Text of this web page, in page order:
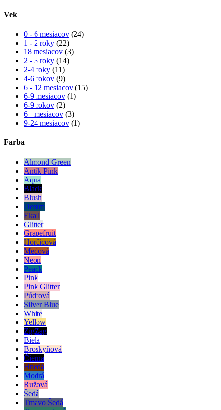
Vek
0 - 6 mesiacov (24)
1 - 2 roky (22)
18 mesiacov (3)
2 - 3 roky (14)
2-4 roky (11)
4-6 rokov (9)
6 - 12 mesiacov (15)
6-9 mesiacov (1)
6-9 rokov (2)
6+ mesiacov (3)
9-24 mesiacov (1)
Farba
Almond Green
Antik Pink
Aqua
Black
Blush
Denim
Ekail
Glitter
Grapefruit
Horčicová
Medová
Neon
Peack
Pink
Pink Glitter
Púdrová
Silver Blue
White
Yellow
ZigZag
Biela
Broskyňová
Čierna
Hnedá
Modrá
Ružová
Šedá
Tmavo Šedá